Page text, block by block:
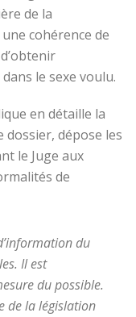
de la
cohérence de
le sexe voulu.
en détaille la
dossier, dépose les
le Juge aux
de
du
Il est
du possible.
de la législation